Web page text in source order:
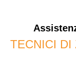
TECNICI DI